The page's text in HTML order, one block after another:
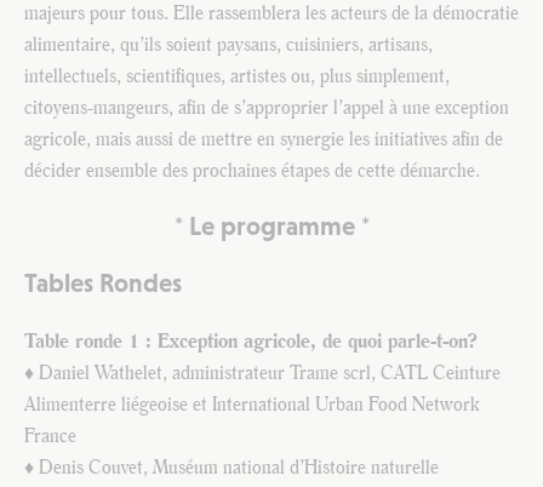
majeurs pour tous. Elle rassemblera les acteurs de la démocratie
alimentaire, qu’ils soient paysans, cuisiniers, artisans,
intellectuels, scientifiques, artistes ou, plus simplement,
citoyens-mangeurs, afin de s’approprier l’appel à une exception
agricole, mais aussi de mettre en synergie les initiatives afin de
décider ensemble des prochaines étapes de cette démarche.
* Le programme *
Tables Rondes
Table ronde 1 : Exception agricole, de quoi parle-t-on?
♦ Daniel Wathelet, administrateur Trame scrl, CATL Ceinture
Alimenterre liégeoise et International Urban Food Network
France
♦ Denis Couvet, Muséum national d’Histoire naturelle